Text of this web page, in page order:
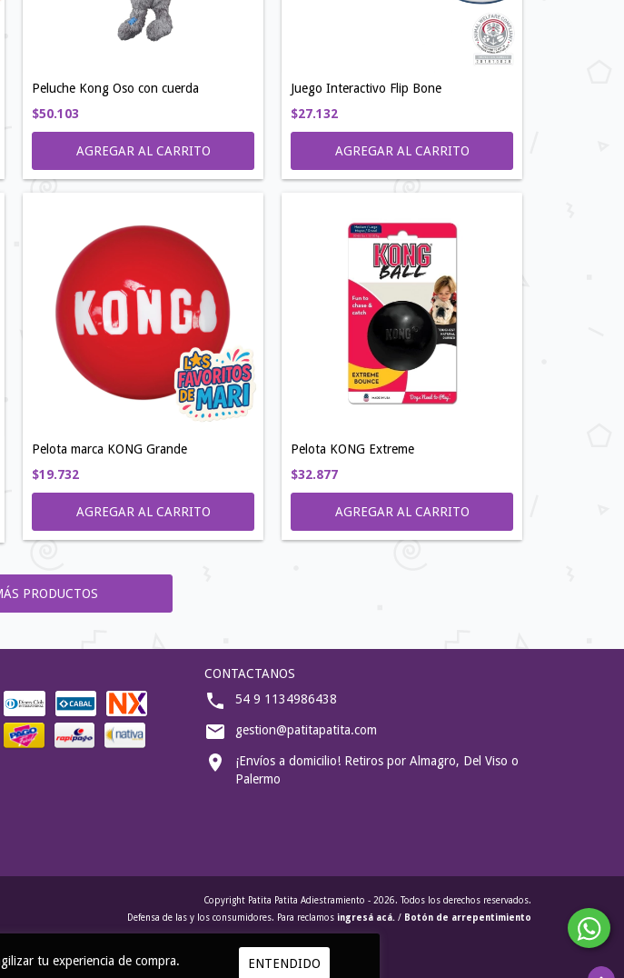
tu experiencia de compra. ENTENDIDO
Peluche Kong Oso con cuerda
$50.103
AGREGAR AL CARRITO
Juego Interactivo Flip Bone
$27.132
Pelota marca KONG Grande
$19.732
AGREGAR AL CARRITO
Pelota KONG Extreme
$32.877
AGREGAR AL CARRITO
PRODUCTOS
CONTACTANOS
54 9 1134986438
gestion@patitapatita.com
¡Envíos a domicilio! Retiros por Almagro, Del Viso o
Palermo
Copyright Patita Patita Adiestramiento - 2026. Todos los derechos reservados.
Defensa de las y los consumidores. Para reclamos ingresá acá. / Botón de arrepentimiento